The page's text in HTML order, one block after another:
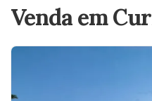
Venda em